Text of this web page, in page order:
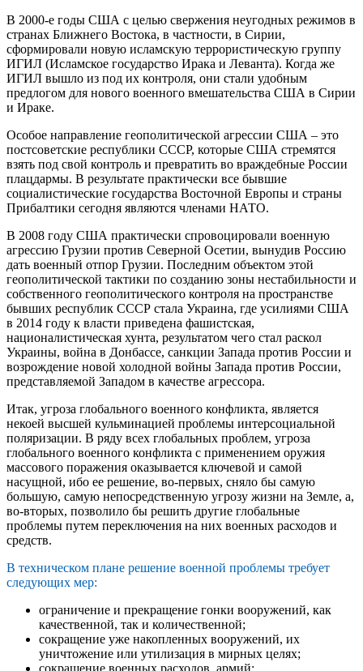
В 2000-е годы США с целью свержения неугодных режимов в
странах Ближнего Востока, в частности, в Сирии,
сформировали новую исламскую террористическую группу
ИГИЛ (Исламское государство Ирака и Леванта). Когда же
ИГИЛ вышло из под их контроля, они стали удобным
предлогом для нового военного вмешательства США в Сирии
и Ираке.
Особое направление геополитической агрессии США – это
постсоветские республики СССР, которые США стремятся
взять под свой контроль и превратить во враждебные России
плацдармы. В результате практически все бывшие
социалистические государства Восточной Европы и страны
Прибалтики сегодня являются членами НАТО.
В 2008 году США практически спровоцировали военную
агрессию Грузии против Северной Осетии, вынудив Россию
дать военный отпор Грузии. Последним объектом этой
геополитической тактики по созданию зоны нестабильности и
собственного геополитического контроля на пространстве
бывших республик СССР стала Украина, где усилиями США
в 2014 году к власти приведена фашистская,
националистическая хунта, результатом чего стал раскол
Украины, война в Донбассе, санкции Запада против России и
возрождение новой холодной войны Запада против России,
представляемой Западом в качестве агрессора.
Итак, угроза глобального военного конфликта, является
некоей высшей кульминацией проблемы интерсоциальной
поляризации. В ряду всех глобальных проблем, угроза
глобального военного конфликта с применением оружия
массового поражения оказывается ключевой и самой
насущной, ибо ее решение, во-первых, сняло бы самую
большую, самую непосредственную угрозу жизни на Земле, а,
во-вторых, позволило бы решить другие глобальные
проблемы путем переключения на них военных расходов и
средств.
В техническом плане решение военной проблемы требует
следующих мер:
ограничение и прекращение гонки вооружений, как
качественной, так и количественной;
сокращение уже накопленных вооружений, их
уничтожение или утилизация в мирных целях;
сокращение военных расходов, армий;